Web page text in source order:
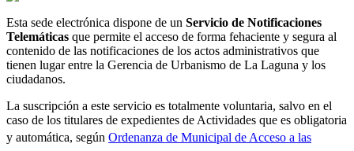
Esta sede electrónica dispone de un Servicio de Notificaciones
Telemáticas que permite el acceso de forma fehaciente y segura al
contenido de las notificaciones de los actos administrativos que
tienen lugar entre la Gerencia de Urbanismo de La Laguna y los
ciudadanos.
La suscripción a este servicio es totalmente voluntaria, salvo en el
caso de los titulares de expedientes de Actividades que es obligatoria
y automática, según Ordenanza de Municipal de Acceso a las